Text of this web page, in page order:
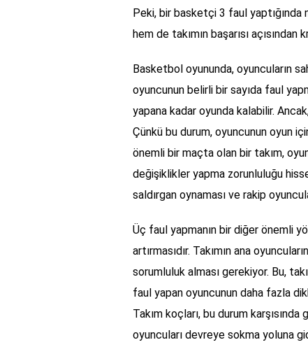
Peki, bir basketçi 3 faul yaptığında
hem de takımın başarısı
Basketbol oyununda, oyuncuların
oyuncunun belirli bir sayıda faul
yapana kadar oyunda kalabilir.
Çünkü bu durum, oyuncunun oyun
önemli bir maçta olan bir takım,
değişiklikler yapma zorunluluğu
saldırgan oynaması ve rakip
Üç faul yapmanın bir diğer önemli
artırmasıdır. Takımın ana
sorumluluk alması gerekiyor. Bu,
faul yapan oyuncunun daha fazla
Takım koçları, bu durum
oyuncuları devreye sokma yoluna